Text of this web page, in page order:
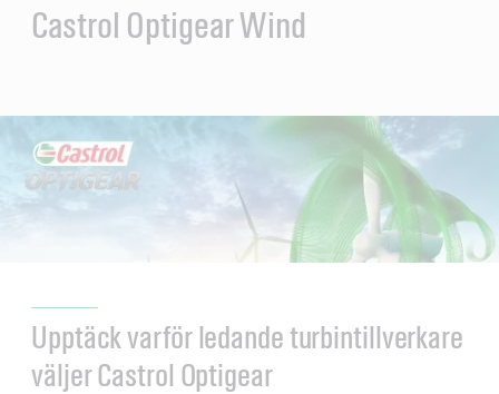
Castrol Optigear Wind
Upptäck varför ledande turbintillverkare
väljer Castrol Optigear